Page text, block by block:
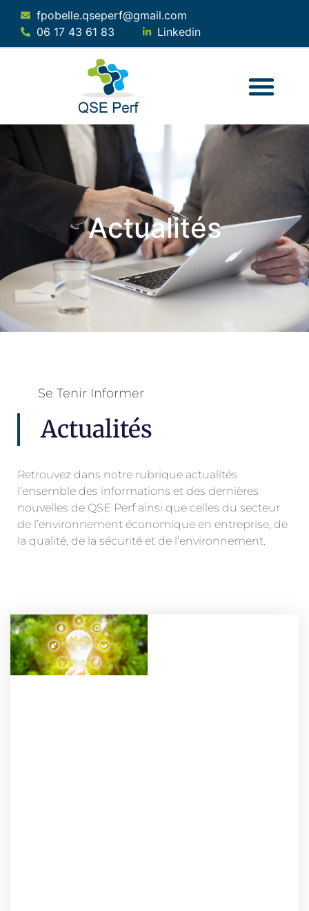
fpobelle.qseperf@gmail.com
06 17 43 61 83
Linkedin
Actualités
Se Tenir Informer
Actualités
Retrouvez dans notre rubrique actualités
l’ensemble des informations et des dernières
nouvelles de QSE Perf ainsi que celles du secteur
de l’environnement économique en entreprise, de
la qualité, de la sécurité et de l’environnement.